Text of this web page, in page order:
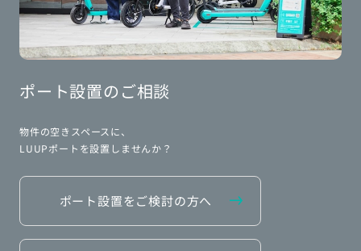
ポート設置のご相談
物件の空きスペースに、
LUUPポートを設置しませんか？
ポート設置をご検討の方へ